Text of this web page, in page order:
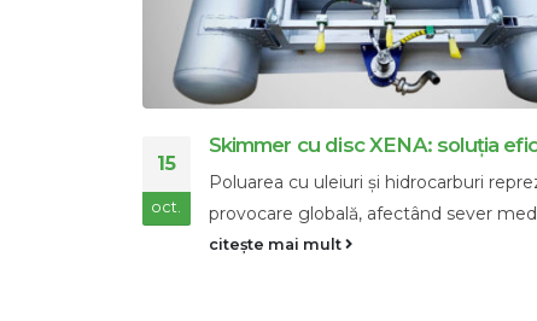
28
nov.
Sorbenți și biopreparate pentru
poluării marine cu petrol
Solovyev V.I.Întreprinderea științifică și
producție "Econad", Odesa,